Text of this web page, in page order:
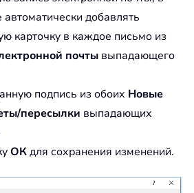
добавлять
карточку в каждое письмо из
почты выпадающего
подпись из обоих Новые
пересылки выпадающих
ОКдля сохранения изменений.